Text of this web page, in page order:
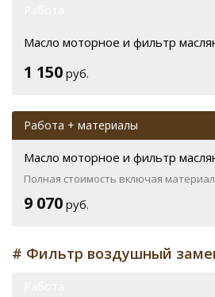
Масло моторное и фильтр
1 150 руб.
Работа + материалы
Масло моторное и фильтр
Полная стоимость включая
9 070 руб.
# Фильтр воздушный